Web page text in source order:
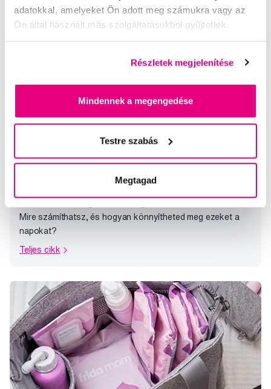
adatokkal, amelyeket Ön adott meg számukra vagy az
Ön által használt más szolgáltatásokból gyűjtöttek.
Részletek megjelenítése
Mindennek a megengedése
Testre szabás
Megtagad
Mire számíthatsz szülés után, a
napokban?
Mire számíthatsz, és hogyan könnyítheted meg ezeket a
napokat?
Teljes cikk